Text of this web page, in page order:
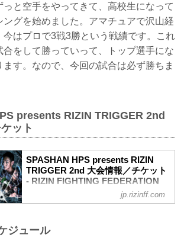
っと空手をやってきて、高校生になって
ングを始めました。アマチュアで沢山経
今はプロで3戦3勝という戦績です。これ
合をして勝っていって、トップ選手にな
す。なので、今回の試合は必ず勝ちま
presents RIZIN TRIGGER 2nd
ット
SPASHAN HPS presents RIZIN
TRIGGER 2nd 大会情報／チケット
- RIZIN FIGHTING FEDERATION
SPASHAN HPS presents RIZIN
jp.rizinff.com
ジュール